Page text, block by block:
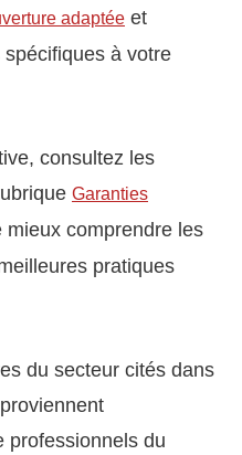
adaptée et
à votre
consultez les
Garanties
mieux comprendre les
pratiques
du secteur cités dans
professionnels du